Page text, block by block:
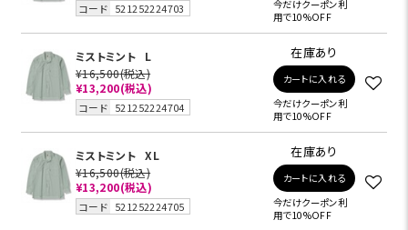
コード 521252224703
今だけクーポン利
用で10%OFF
ミストミント
L
¥16,500(税込)
¥13,200(税込)
コード 521252224704
在庫あり
カートに入れる
今だけクーポン利
用で10%OFF
ミストミント
XL
¥16,500(税込)
¥13,200(税込)
コード 521252224705
在庫あり
カートに入れる
今だけクーポン利
用で10%OFF